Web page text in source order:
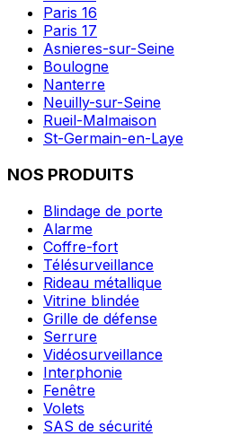
Paris 16
Paris 17
Asnieres-sur-Seine
Boulogne
Nanterre
Neuilly-sur-Seine
Rueil-Malmaison
St-Germain-en-Laye
NOS PRODUITS
Blindage de porte
Alarme
Coffre-fort
Télésurveillance
Rideau métallique
Vitrine blindée
Grille de défense
Serrure
Vidéosurveillance
Interphonie
Fenêtre
Volets
SAS de sécurité